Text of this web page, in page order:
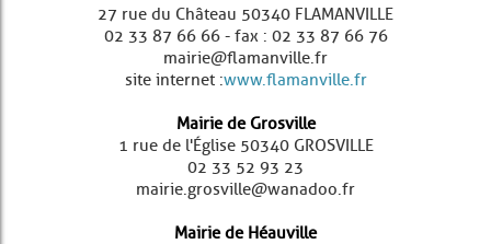
27 rue du Château 50340 FLAMANVILLE
02 33 87 66 66 - fax : 02 33 87 66 76
mairie@flamanville.fr
site internet :www.flamanville.fr
Mairie de Grosville
1 rue de l'Église 50340 GROSVILLE
02 33 52 93 23
mairie.grosville@wanadoo.fr
Mairie de Héauville